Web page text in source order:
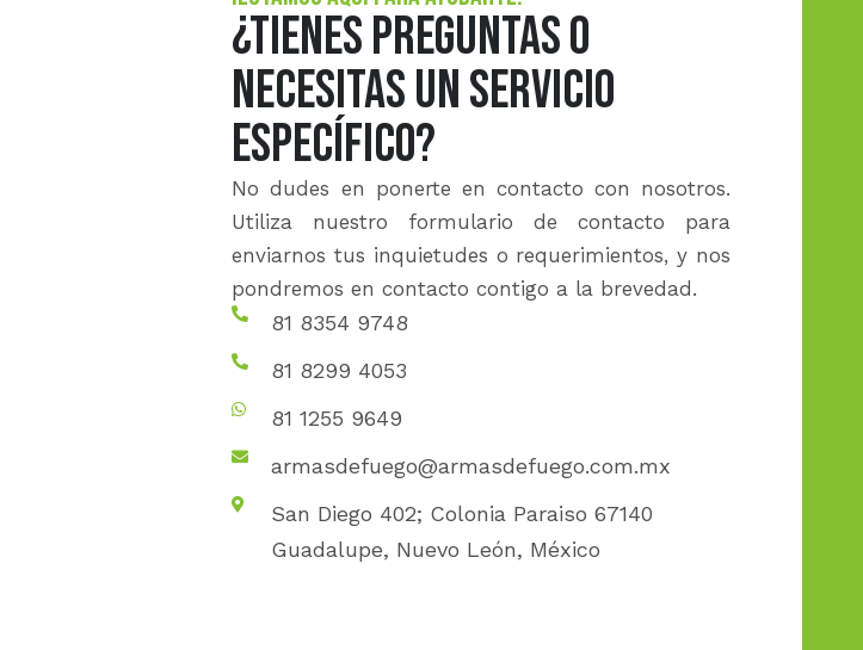
¿TIENES PREGUNTAS O
NECESITAS UN SERVICIO
ESPECÍFICO?
No dudes en ponerte en contacto con nosotros.
Utiliza nuestro formulario de contacto para
enviarnos tus inquietudes o requerimientos, y nos
pondremos en contacto contigo a la brevedad.
81 8354 9748
81 8299 4053
81 1255 9649
armasdefuego@armasdefuego.com.mx
San Diego 402; Colonia Paraiso 67140
Guadalupe, Nuevo León, México